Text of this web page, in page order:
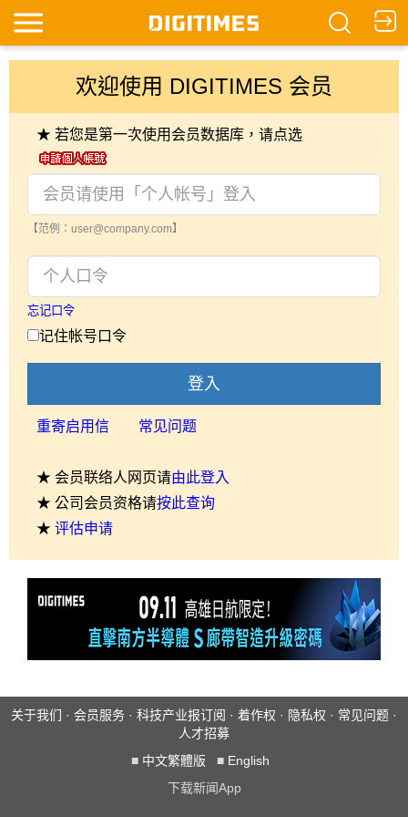
欢迎使用 DIGITIMES 会员
★ 若您是第一次使用会员数据库，请点选
【范例：user@company.com】
忘记口令
记住帐号口令
登入
重寄启用信 常见问题
★ 会员联络人网页请由此登入
★ 公司会员资格请按此查询
★ 评估申请
关于我们 · 会员服务 · 科技产业报订阅 · 着作权 · 隐私权 · 常见问题 ·
人才招募
■ 中文繁體版 ■ English
下载新闻App